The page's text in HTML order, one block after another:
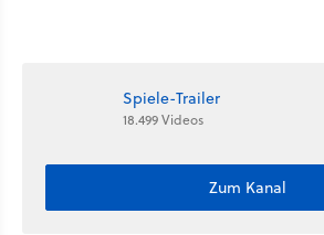
Spiele-Trailer
18.499 Videos
Zum Kanal